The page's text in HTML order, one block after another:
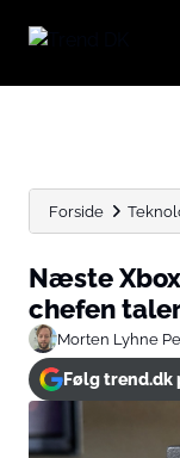
Forside
Næste
chefen
Morten Lyhne
Følg trend.dk